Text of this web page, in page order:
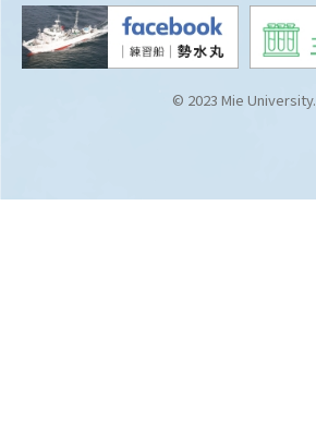
© 2023 Mie University.